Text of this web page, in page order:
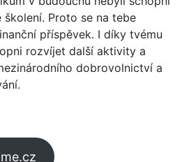
Proto se na tebe
příspěvek. I díky tvému
rozvíjet další aktivity a
dobrovolnictví a